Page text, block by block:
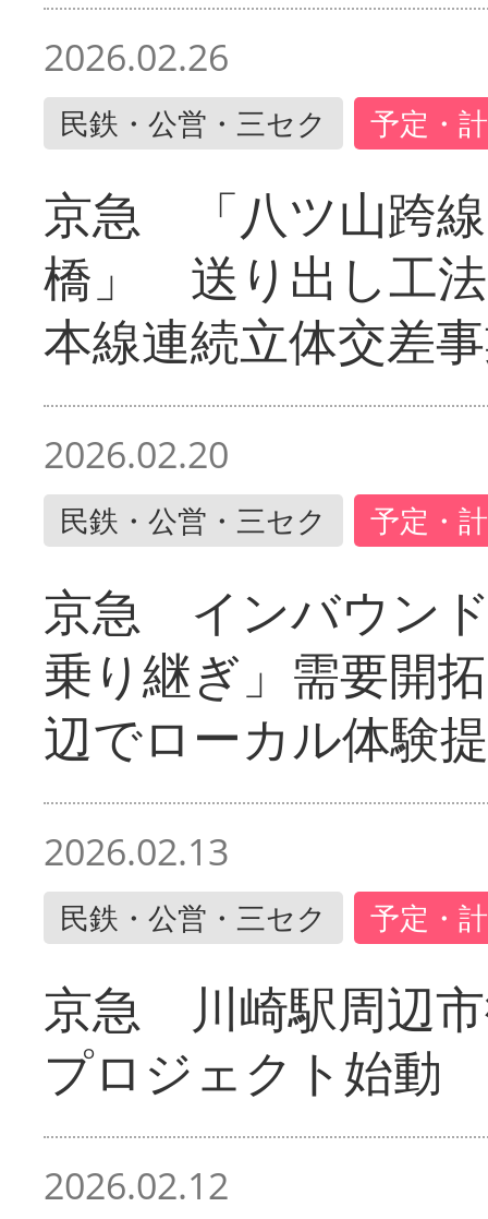
2026.02.26
民鉄・公営・三セク 予定・
京急 「八ツ山跨
橋」 送り出し工
本線連続立体交差
2026.02.20
民鉄・公営・三セク 予定・
京急 インバウン
乗り継ぎ」需要開
辺でローカル体験
2026.02.13
民鉄・公営・三セク 予定・
京急 川崎駅周辺
プロジェクト始動
2026.02.12